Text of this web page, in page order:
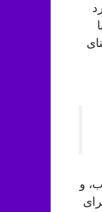
و